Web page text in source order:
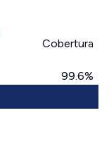
Cobertura
99.6%